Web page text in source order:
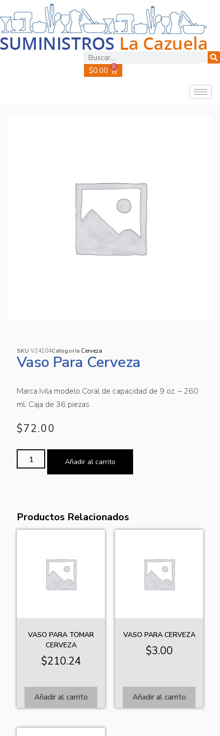
$0.00 0
SKU V24104Categoría Cerveza
Vaso Para Cerveza
Marca Ivila modelo Coral de capacidad de 9 oz. – 260
ml. Caja de 36 piezas
$72.00
Añadir al carrito
Productos Relacionados
VASO PARA TOMAR
CERVEZA
$210.24
Añadir al carrito
VASO PARA CERVEZA
$3.00
Añadir al carrito